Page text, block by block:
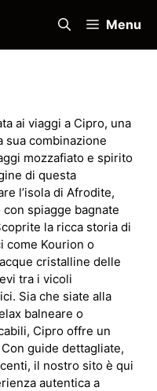
Menu
ai viaggi a Cipro, una
sua combinazione
mozzafiato e spirito
di questa
l’isola di Afrodite,
spiagge bagnate
la ricca storia di
come Kourion o
cristalline delle
tra i vicoli
Sia che siate alla
balneare o
Cipro offre un
guide dettagliate,
il nostro sito è qui
autentica a